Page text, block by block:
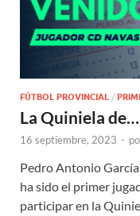
FÚTBOL PROVINCIAL /
La Quiniela
16 septiembre, 2023 -
Pedro Antonio
ha sido el primer
participar en la